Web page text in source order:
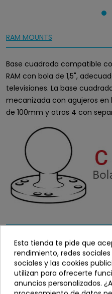
RAM MOUNTS
Base cuadrada compatible
RAM con bola de 1,5",
televisiones. La base
mecanizada con agujeros en
de 100mm y otros 4 con
38,90 €
info_outlineDisponibilidad
Sin stock
Esta tienda te pide que
rendimiento, redes
sociales y las cookies
utilizan para ofrecerte
anuncios personalizados.